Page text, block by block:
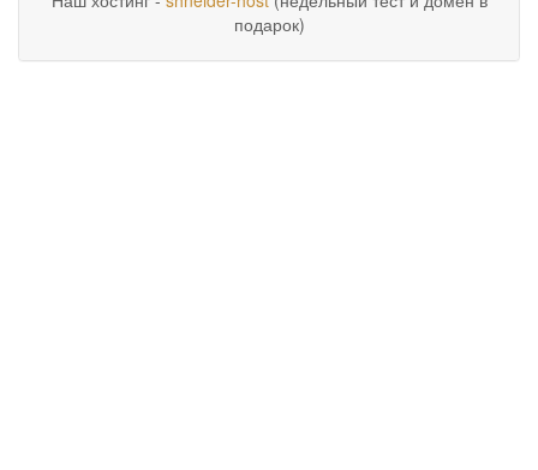
подарок)